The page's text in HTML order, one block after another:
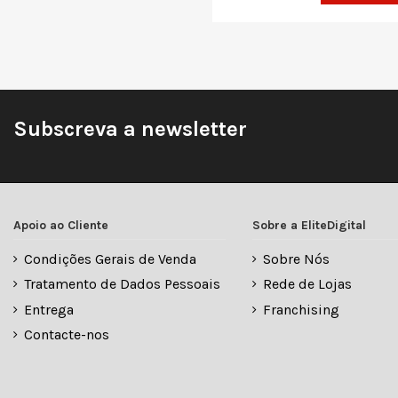
Subscreva a newsletter
Apoio ao Cliente
Condições Gerais de Venda
Tratamento de Dados Pessoais
Entrega
Contacte-nos
Sobre a EliteDigital
Sobre Nós
Rede de Lojas
Franchising